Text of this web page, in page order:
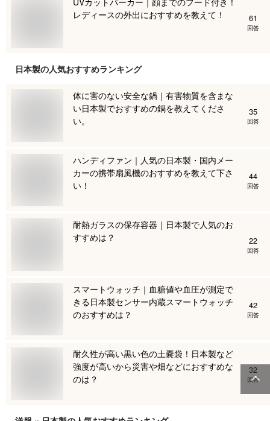
レディースの外出におすすめを教えて！
61
回答
日本製の人気おすすめランキング
体に害のない安全な鍋｜有害物質を含まな
い日本製でおすすめの鍋を教えてくださ
い。
35
回答
ハンディファン｜人気の日本製・国内メー
カーの携帯扇風機のおすすめを教えて下さ
い！
44
回答
耐熱ガラスの保存容器｜日本製で人気のお
すすめは？
22
回答
スマートウォッチ｜血糖値や血圧が測定で
きる日本製センサー内蔵スマートウォッチ
のおすすめは？
42
回答
耐久性が高い黒い色の土嚢袋！日本製など
強度が高いから災害や畑などにおすすめな
のは？
32
回答